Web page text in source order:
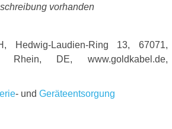
vorhanden
Hedwig-Laudien-Ring 13, 67071,
Rhein, DE, www.goldkabel.de,
- und Geräteentsorgung